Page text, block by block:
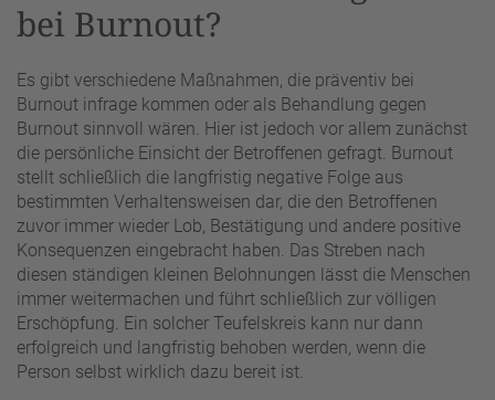
bei Burnout?
Es gibt verschiedene Maßnahmen, die präventiv bei
Burnout infrage kommen oder als Behandlung gegen
Burnout sinnvoll wären. Hier ist jedoch vor allem zunächst
die persönliche Einsicht der Betroffenen gefragt. Burnout
stellt schließlich die langfristig negative Folge aus
bestimmten Verhaltensweisen dar, die den Betroffenen
zuvor immer wieder Lob, Bestätigung und andere positive
Konsequenzen eingebracht haben. Das Streben nach
diesen ständigen kleinen Belohnungen lässt die Menschen
immer weitermachen und führt schließlich zur völligen
Erschöpfung. Ein solcher Teufelskreis kann nur dann
erfolgreich und langfristig behoben werden, wenn die
Person selbst wirklich dazu bereit ist.